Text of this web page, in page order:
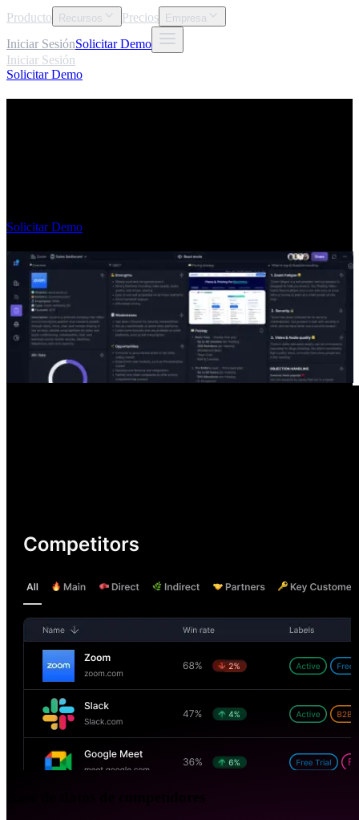
Producto Recursos Precios Empresa
Iniciar SesiónSolicitar Demo
Iniciar Sesión
Solicitar Demo
Solicitar Demo